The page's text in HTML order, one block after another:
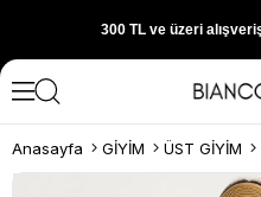
300 TL ve üzeri
1000 TL ve üzeri
Yeni sezon
Anasayfa GİYİM ÜST GİYİM